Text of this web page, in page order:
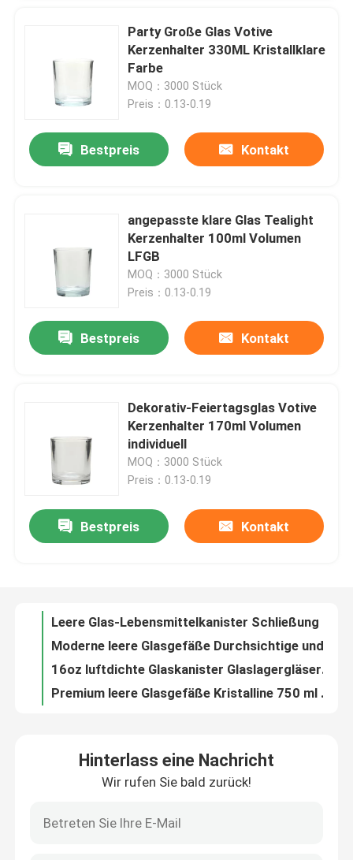
Produkte
Kontakt mit uns
Bitte um ein Angebot
Leere Glasgefäße
Party Große Glas Votive
Kerzenhalter 330ML Kristallklare
Farbe
MOQ：3000 Stück
Preis：0.13-0.19
Bestpreis Kontakt
angepasste klare Glas Tealight
Kerzenhalter 100ml Volumen
LFGB
MOQ：3000 Stück
Preis：0.13-0.19
Bestpreis Kontakt
Dekorativ-Feiertagsglas Votive
Kerzenhalter 170ml Volumen
individuell
MOQ：3000 Stück
Preis：0.13-0.19
Bestpreis Kontakt
Leere Glas-Lebensmittelkanister Schließung Luftsperre klare Glaskanister
Vielseitige leere Glasgefäße 1550ml Große Glaslagergläser mit Clip-Deckel
Bohnen 450 ml klare leere Glasgefäße mit schwarzen Clip-Deckeln Silikonverschlüsse
Hinterlass eine Nachricht
Wir rufen Sie bald zurück!